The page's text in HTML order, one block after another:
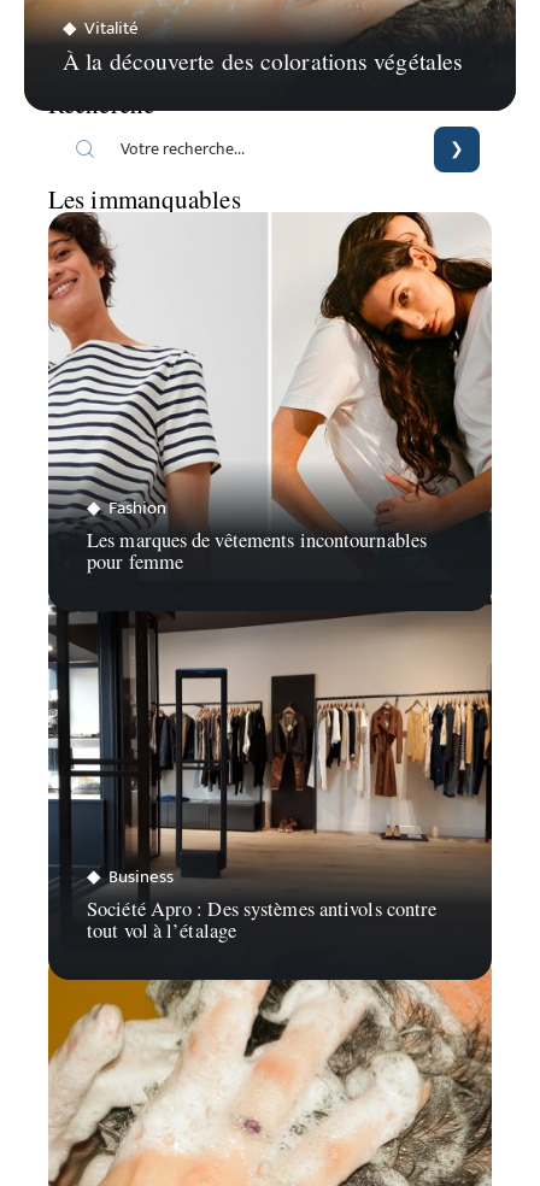
Vitalité
À la découverte des colorations végétales
Recherche
Les immanquables
Fashion
Les marques de vêtements incontournables
pour femme
Business
Société Apro : Des systèmes antivols contre
tout vol à l’étalage